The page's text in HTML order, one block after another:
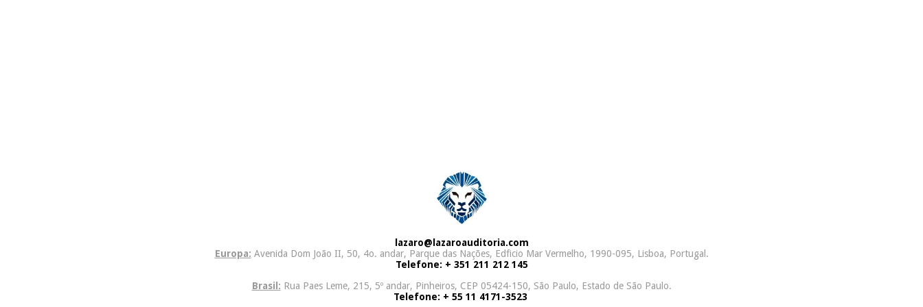
lazaro@lazaroauditoria.com
Europa: Avenida Dom João II, 50, 4o. andar, Parque das Nações, Edficio Mar Vermelho, 1990-095, Lisboa, Portugal.
Telefone: + 351 211 212 145
Brasil: Rua Paes Leme, 215, 5º andar, Pinheiros, CEP 05424-150, São Paulo, Estado de São Paulo.
Telefone: + 55 11 4171-3523